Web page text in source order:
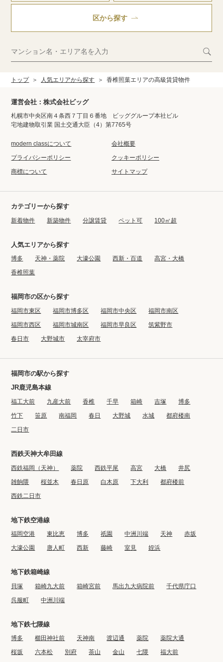
区から探す
トップ 人気エリアから探す 香椎照葉エリアの高級賃貸物件
運営会社：株式会社ビッグ
札幌市中央区南４条西７丁目６番地 ビッググループ本社ビル
宅地建物取引業 国土交通大臣（4）第7765号
modern classについて
会社概要
プライバシーポリシー
クッキーポリシー
商標について
サイトマップ
カテゴリーから探す
新着物件 新築物件 分譲賃貸 ペット可 100㎡超
人気エリアから探す
博多 天神・薬院 大濠公園 西新・百道
高宮・大橋
香椎照葉
福岡市の区から探す
福岡市東区 福岡市博多区 福岡市中央区
福岡市南区
福岡市西区
福岡市城南区 福岡市早良区
筑紫野市
春日市
大野城市 太宰府市
福岡市の駅から探す
JR鹿児島本線
福工大前 九産大前 香椎 千早 箱崎 吉塚
博多
竹下
笹原 南福岡 春日 大野城 水城
都府楼南
二日市
西鉄天神大牟田線
西鉄福岡（天神） 薬院 西鉄平尾 高宮 大橋
井尻
雑餉隈
桜並木 春日原 白木原 下大利
都府楼前
西鉄二日市
地下鉄空港線
福岡空港 東比恵 博多 祇園 中洲川端 天神
赤坂
大濠公園
唐人町 西新 藤崎 室見 姪浜
地下鉄箱崎線
貝塚 箱崎九大前 箱崎宮前 馬出九大病院前
千代県庁口
呉服町
中洲川端
地下鉄七隈線
博多 櫛田神社前 天神南 渡辺通 薬院
薬院大通
桜坂
六本松 別府 茶山 金山 七隈 福大前